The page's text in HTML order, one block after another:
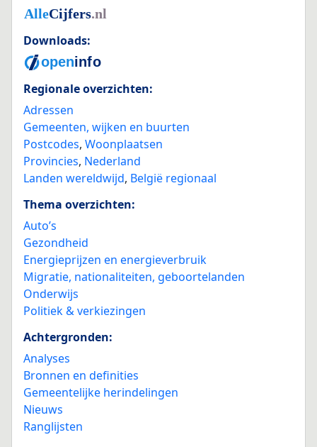
Downloads:
Regionale overzichten:
Adressen
Gemeenten, wijken en buurten
Postcodes, Woonplaatsen
Provincies, Nederland
Landen wereldwijd, België regionaal
Thema overzichten:
Auto’s
Gezondheid
Energieprijzen en energieverbruik
Migratie, nationaliteiten, geboortelanden
Onderwijs
Politiek & verkiezingen
Achtergronden:
Analyses
Bronnen en definities
Gemeentelijke herindelingen
Nieuws
Ranglijsten